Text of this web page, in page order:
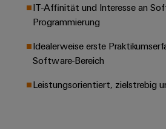
Mehr
Ressourceneffizienz
Sonnenenergie
Schaltschrankbau
Lösungen
für
Platform
easyConnect
EZA-
Regler
Visualisierungstools
und
Smart
Metering
EDI-
SERVICES
Messen
&
Events
Globale
Messen
IT-Affinität​ und Interesse an
Programmierung
Idealerweise erste
Software-Bereich
Leistungsorientiert, zielstrebig